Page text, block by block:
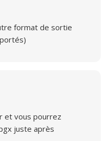
format de sortie
et vous pourrez
juste après